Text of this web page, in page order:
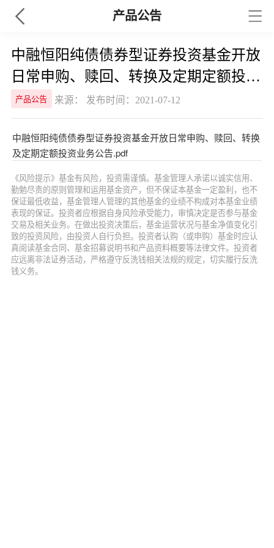
产品公告
中融恒阳纯债债券型证券投资基金开放
日常申购、赎回、转换及定期定额投资
业务公告
产品公告 来源： 发布时间：2021-07-12
中融恒阳纯债债券型证券投资基金开放日常申购、赎回、转换
及定期定额投资业务公告.pdf
《风险提示》基金有风险，投资需谨慎。基金管理人承诺以诚实信用、
勤勉尽责的原则管理和运用基金资产，但不保证本基金一定盈利，也不
保证最低收益，基金管理人管理的其他基金的业绩不构成对本基金业绩
表现的保证。投资者应根据自身风险承受能力，审慎决定是否参与基金
交易及相关业务。在做出投资决策后，基金运营状况与基金净值变化引
致的投资风险，由投资人自行负担。投资者认购（或申购）基金时应认
真阅读基金合同、基金招募说明书和产品资料概要等法律文件。投资者
应远离非法证券活动，严格遵守反洗钱相关法规的规定，切实履行反洗
钱义务。